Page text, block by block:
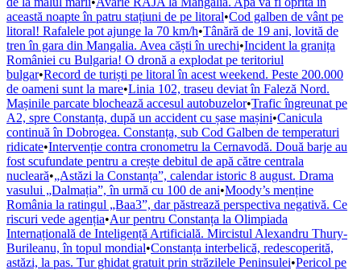
această noapte în patru stațiuni de pe litoral•Cod galben de vânt pe
litoral! Rafalele pot ajunge la 70 km/h•Tânără de 19 ani, lovită de
tren în gara din Mangalia. Avea căști în urechi•Incident la granița
României cu Bulgaria! O dronă a explodat pe teritoriul
bulgar•Record de turiști pe litoral în acest weekend. Peste 200.000
de oameni sunt la mare•Linia 102, traseu deviat în Faleză Nord.
Mașinile parcate blochează accesul autobuzelor•Trafic îngreunat pe
A2, spre Constanța, după un accident cu șase mașini•Canicula
continuă în Dobrogea. Constanța, sub Cod Galben de temperaturi
ridicate•Intervenție contra cronometru la Cernavodă. Două barje au
fost scufundate pentru a crește debitul de apă către centrala
nucleară•„Astăzi la Constanța”, calendar istoric 8 august. Drama
vasului „Dalmația”, în urmă cu 100 de ani•Moody’s menține
România la ratingul „Baa3”, dar păstrează perspectiva negativă. Ce
riscuri vede agenția•Aur pentru Constanța la Olimpiada
Internațională de Inteligență Artificială. Mircistul Alexandru Thury-
Burileanu, în topul mondial•Constanța interbelică, redescoperită,
astăzi, la pas. Tur ghidat gratuit prin străzilele Peninsulei•Pericol pe